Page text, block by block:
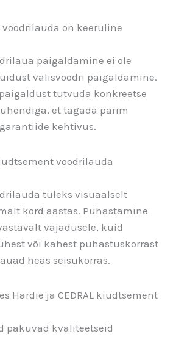
on keeruline
paigaldamine ei ole
välisvoodri paigaldamine.
tutvuda konkreetse
et tagada parim
kehtivus.
voodrilauda
tuleks visuaalselt
kord aastas. Puhastamine
vajadusele, kuid
või kahest puhastuskorrast
heas seisukorras.
Hardie ja CEDRAL kiudtsement
pakuvad kvaliteetseid